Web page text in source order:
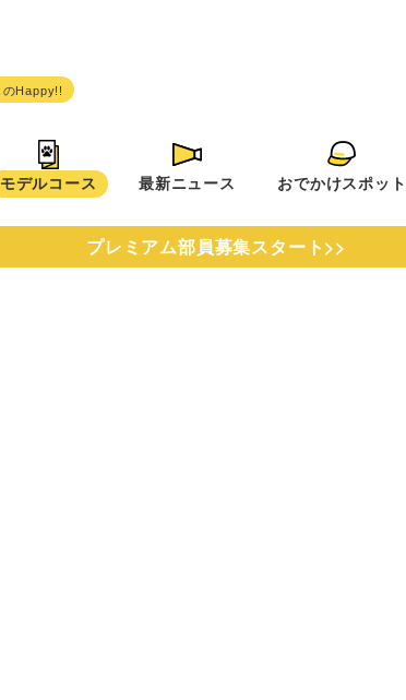
モデルコース 最新ニュース おでかけスポット
プレミアム部員募集スタート>>